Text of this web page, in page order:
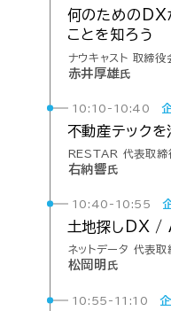
何のための DX
ことを知ろう
ナウキャスト 取締役
赤井厚雄氏
10:10-10:40
不動産テックを
RESTAR 代表取締
右納響氏
10:40-10:55
土地探し DX /
ネットデータ 代表取
松岡明 氏
10:55-11:10